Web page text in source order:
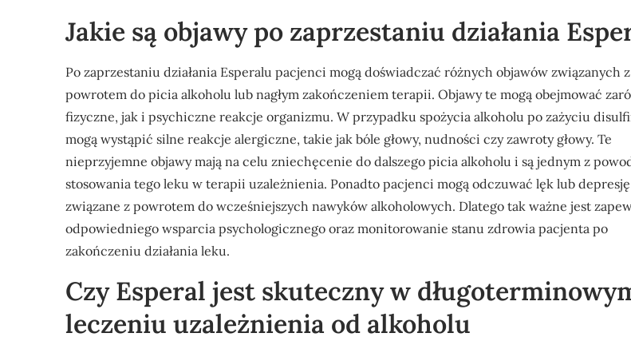
Jakie są objawy po zaprzestaniu działania
Po zaprzestaniu działania Esperalu pacjenci mogą doświadczać różnych objawów związanych z
powrotem do picia alkoholu lub nagłym zakończeniem terapii. Objawy te mogą obejmować
fizyczne, jak i psychiczne reakcje organizmu. W przypadku spożycia alkoholu po zażyciu
mogą wystąpić silne reakcje alergiczne, takie jak bóle głowy, nudności czy zawroty głowy. Te
nieprzyjemne objawy mają na celu zniechęcenie do dalszego picia alkoholu i są jednym z
stosowania tego leku w terapii uzależnienia. Ponadto pacjenci mogą odczuwać lęk lub depresję
związane z powrotem do wcześniejszych nawyków alkoholowych. Dlatego tak ważne jest
odpowiedniego wsparcia psychologicznego oraz monitorowanie stanu zdrowia pacjenta po
zakończeniu działania leku.
Czy Esperal jest skuteczny w
leczeniu uzależnienia od alkoholu